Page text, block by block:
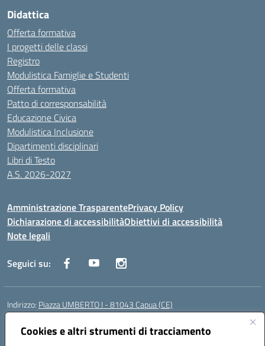
Cookies e altri strumenti di tracciamento
Didattica
Offerta formativa
I progetti delle classi
Registro
Modulistica Famiglie e Studenti
Offerta formativa
Patto di corresponsabilità
Educazione Civica
Modulistica Inclusione
Dipartimenti disciplinari
Libri di Testo
A.S. 2026-2027
Amministrazione TrasparentePrivacy Policy
Dichiarazione di accessibilitàObiettivi di accessibilità
Note legali
Seguici su:
Indirizzo: Piazza UMBERTO I - 81043 Capua (CE)
Centralino:
Posta elettronica certificata (PEC):cepm03000d@pec.istruzione.it